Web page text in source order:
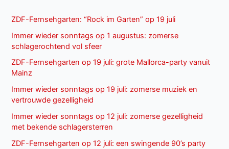
ZDF-Fernsehgarten: “Rock im Garten” op 19 juli
Immer wieder sonntags op 1 augustus: zomerse
schlagerochtend vol sfeer
ZDF-Fernsehgarten op 19 juli: grote Mallorca-party vanuit
Mainz
Immer wieder sonntags op 19 juli: zomerse muziek en
vertrouwde gezelligheid
Immer wieder sonntags op 12 juli: zomerse gezelligheid
met bekende schlagersterren
ZDF-Fernsehgarten op 12 juli: een swingende 90’s party